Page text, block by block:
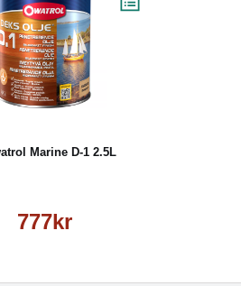
Marine D-1 2.5L
777kr
Läs mer